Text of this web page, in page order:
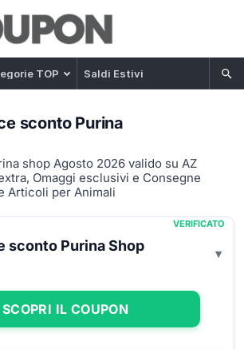
TOP Saldi Estivi
sconto Purina
shop Agosto 2026 valido su AZ
Omaggi esclusivi e Consegne
Articoli per Animali
VERIFICATO
sconto Purina Shop
SCOPRI IL COUPON